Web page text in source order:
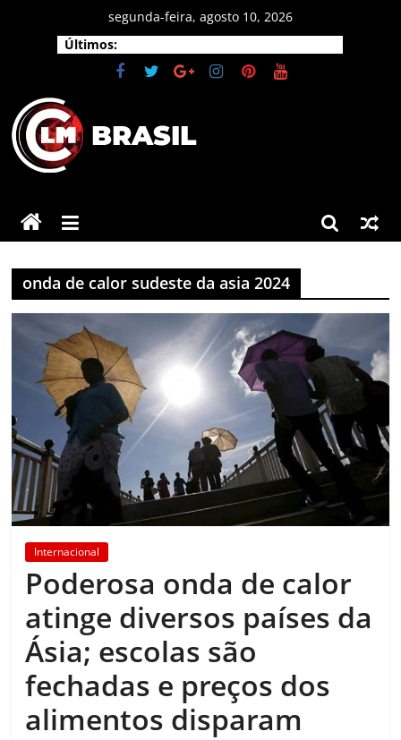
segunda-feira, agosto 10, 2026
Últimos:
CLM
Brasil
As
principais
notícias
do
mundo.
onda de calor sudeste da asia 2024
Internacional
Poderosa onda de calor
atinge diversos países da
Ásia; escolas são
fechadas e preços dos
alimentos disparam